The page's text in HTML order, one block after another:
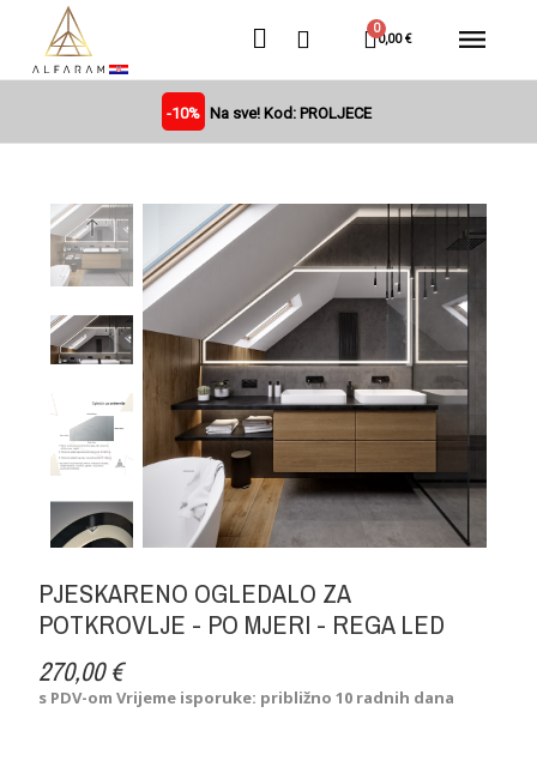
0,00 €
-10% Na sve! Kod: PROLJECE
PJESKARENO OGLEDALO ZA
POTKROVLJE - PO MJERI - REGA LED
270,00 €
s PDV-omVrijeme isporuke: približno 10 radnih dana